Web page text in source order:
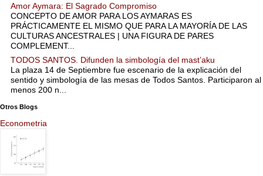
Amor Aymara: El Sagrado Compromiso
CONCEPTO DE AMOR PARA LOS AYMARAS ES
PRÁCTICAMENTE EL MISMO QUE PARA LA MAYORÍA DE LAS
CULTURAS ANCESTRALES | UNA FIGURA DE PARES
COMPLEMENT...
TODOS SANTOS. Difunden la simbología del mast’aku
La plaza 14 de Septiembre fue escenario de la explicación del
sentido y simbología de las mesas de Todos Santos. Participaron al
menos 200 n...
Otros Blogs
Econometria